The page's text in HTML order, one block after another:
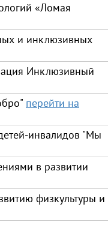
«Ломая
и инклюзивных
Инклюзивный
перейти на
инвалидов "Мы
в развитии
физкультуры и